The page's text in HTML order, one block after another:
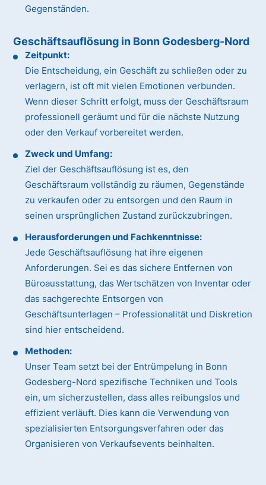
Gegenständen.
Geschäftsauflösung in Bonn Godesberg-Nord
Zeitpunkt:
Die Entscheidung, ein Geschäft zu schließen oder zu
verlagern, ist oft mit vielen Emotionen verbunden.
Wenn dieser Schritt erfolgt, muss der Geschäftsraum
professionell geräumt und für die nächste Nutzung
oder den Verkauf vorbereitet werden.
Zweck und Umfang:
Ziel der Geschäftsauflösung ist es, den
Geschäftsraum vollständig zu räumen, Gegenstände
zu verkaufen oder zu entsorgen und den Raum in
seinen ursprünglichen Zustand zurückzubringen.
Herausforderungen und Fachkenntnisse:
Jede Geschäftsauflösung hat ihre eigenen
Anforderungen. Sei es das sichere Entfernen von
Büroausstattung, das Wertschätzen von Inventar oder
das sachgerechte Entsorgen von
Geschäftsunterlagen – Professionalität und Diskretion
sind hier entscheidend.
Methoden:
Unser Team setzt bei der Entrümpelung in Bonn
Godesberg-Nord spezifische Techniken und Tools
ein, um sicherzustellen, dass alles reibungslos und
effizient verläuft. Dies kann die Verwendung von
spezialisierten Entsorgungsverfahren oder das
Organisieren von Verkaufsevents beinhalten.